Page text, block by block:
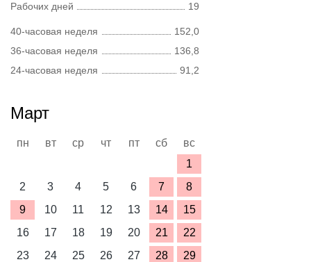
Рабочих дней
19
40-часовая неделя
152,0
36-часовая неделя
136,8
24-часовая неделя
91,2
Март
пн вт ср чт пт сб
вс
1
2
3 4 5 6 7
8
9
10 11 12 13 14
15
16
17 18 19 20 21
22
23
24 25 26 27 28
29